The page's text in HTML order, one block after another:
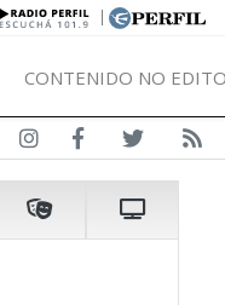
|
CONTENIDO NO